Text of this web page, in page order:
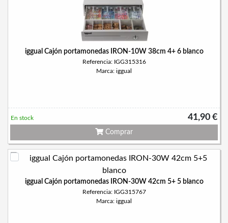
iggual Cajón portamonedas IRON-10W 38cm 4+ 6 blanco
Referencia: IGG315316
Marca: iggual
41,90 €
En stock
Comprar
iggual Cajón portamonedas IRON-30W 42cm 5+ 5 blanco
Referencia: IGG315767
Marca: iggual